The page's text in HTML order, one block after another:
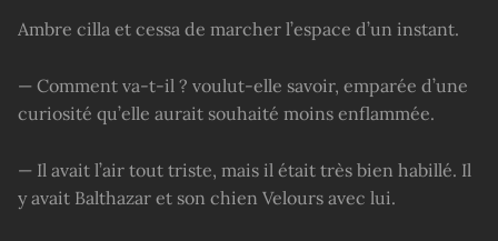
Ambre cilla et cessa de marcher l’espace d’un instant.
— Comment va-t-il ? voulut-elle savoir, emparée d’une
curiosité qu’elle aurait souhaité moins enflammée.
— Il avait l’air tout triste, mais il était très bien habillé. Il
y avait Balthazar et son chien Velours avec lui.